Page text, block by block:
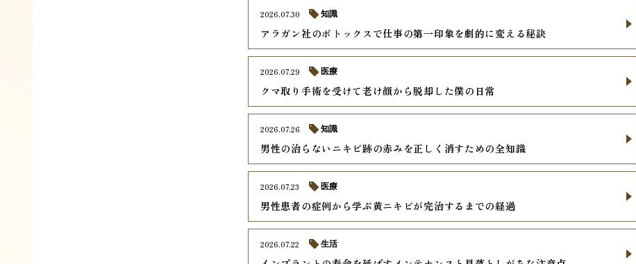
アラガン社のボトックスで仕事の第一印象を劇的に変える秘訣
2026.07.30 知識
クマ取り手術を受けて老け顔から脱却した僕の日常
2026.07.29 医療
男性の治らないニキビ跡の赤みを正しく消すための全知識
2026.07.26 知識
男性患者の症例から学ぶ黄ニキビが完治するまでの経過
2026.07.23 医療
2026.07.22 生活